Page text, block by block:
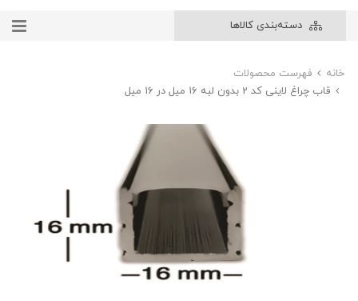
دسته‌بندی کالاها
خانه
فهرست محصولات
قاب چراغ لاینی کد 2 بدون لبه ۱۶ میل در ۱۶ میل